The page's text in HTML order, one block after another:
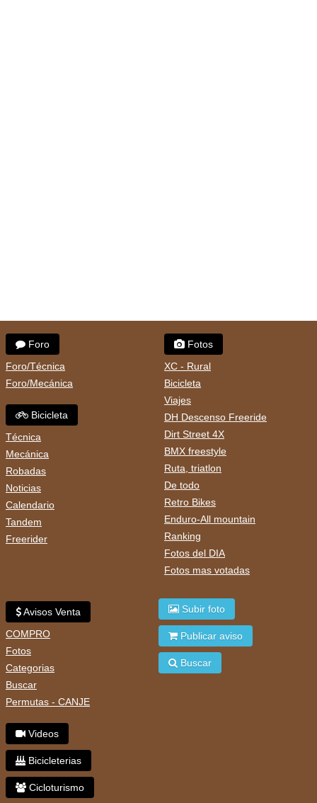
Foro
Foro/Técnica
Foro/Mecánica
Bicicleta
Técnica
Mecánica
Robadas
Noticias
Calendario
Tandem
Freerider
Fotos
XC - Rural
Bicicleta
Viajes
DH Descenso Freeride
Dirt Street 4X
BMX freestyle
Ruta, triatlon
De todo
Retro Bikes
Enduro-All mountain
Ranking
Fotos del DIA
Fotos mas votadas
Avisos Venta
COMPRO
Fotos
Categorias
Buscar
Permutas - CANJE
Videos
Bicicleterias
Cicloturismo
Subir foto
Publicar aviso
Buscar